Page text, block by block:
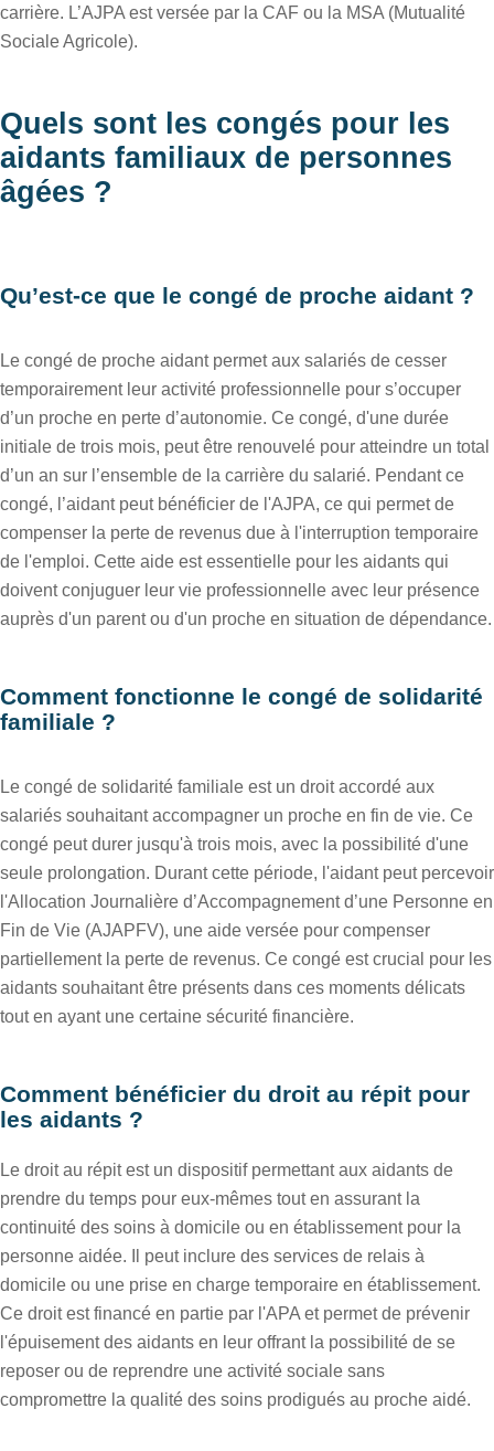
carrière. L’AJPA est versée par la CAF ou la MSA (Mutualité
Sociale Agricole).
Quels sont les congés pour les
aidants familiaux de personnes
âgées ?
Qu’est-ce que le congé de proche aidant ?
Le congé de proche aidant permet aux salariés de cesser
temporairement leur activité professionnelle pour s’occuper
d’un proche en perte d’autonomie. Ce congé, d'une durée
initiale de trois mois, peut être renouvelé pour atteindre un total
d’un an sur l’ensemble de la carrière du salarié. Pendant ce
congé, l’aidant peut bénéficier de l'AJPA, ce qui permet de
compenser la perte de revenus due à l'interruption temporaire
de l'emploi. Cette aide est essentielle pour les aidants qui
doivent conjuguer leur vie professionnelle avec leur présence
auprès d'un parent ou d'un proche en situation de dépendance.
Comment fonctionne le congé de solidarité
familiale ?
Le congé de solidarité familiale est un droit accordé aux
salariés souhaitant accompagner un proche en fin de vie. Ce
congé peut durer jusqu'à trois mois, avec la possibilité d'une
seule prolongation. Durant cette période, l'aidant peut percevoir
l'Allocation Journalière d’Accompagnement d’une Personne en
Fin de Vie (AJAPFV), une aide versée pour compenser
partiellement la perte de revenus. Ce congé est crucial pour les
aidants souhaitant être présents dans ces moments délicats
tout en ayant une certaine sécurité financière.
Comment bénéficier du droit au répit pour
les aidants ?
Le droit au répit est un dispositif permettant aux aidants de
prendre du temps pour eux-mêmes tout en assurant la
continuité des soins à domicile ou en établissement pour la
personne aidée. Il peut inclure des services de relais à
domicile ou une prise en charge temporaire en établissement.
Ce droit est financé en partie par l'APA et permet de prévenir
l'épuisement des aidants en leur offrant la possibilité de se
reposer ou de reprendre une activité sociale sans
compromettre la qualité des soins prodigués au proche aidé.